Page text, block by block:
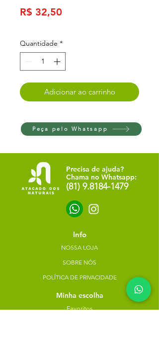
R$ 32,50
Quantidade *
Adicionar ao carrinho
Peça pelo Whatsapp
Precisa de ajuda?
Chama no Whatsapp:
(81) 9.8184-1479
Info
NOSSA LOJA
SOBRE NÓS
POLÍTICA DE PRIVACIDADE
Minha escolha
Favoritos